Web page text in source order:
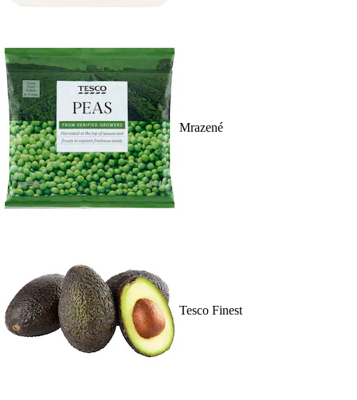
Mrazené
Tesco Finest